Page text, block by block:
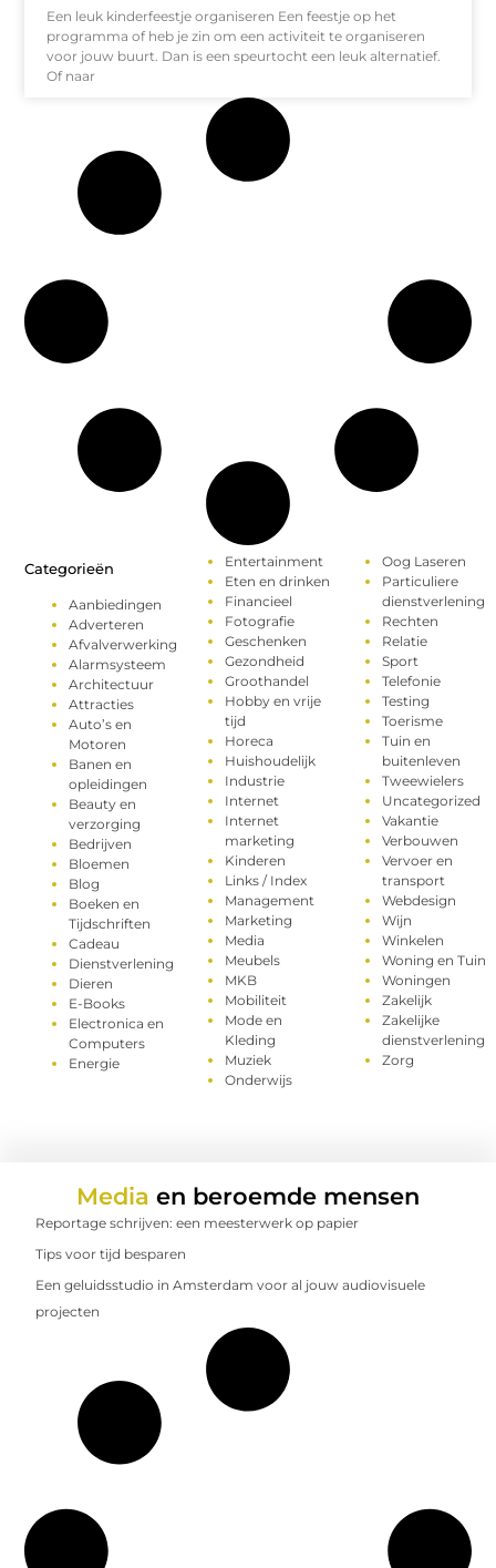
Een leuk kinderfeestje organiseren Een feestje op het
programma of heb je zin om een activiteit te organiseren
voor jouw buurt. Dan is een speurtocht een leuk alternatief.
Of naar
Categorieën
Aanbiedingen
Adverteren
Afvalverwerking
Alarmsysteem
Architectuur
Attracties
Auto’s en
Motoren
Banen en
opleidingen
Beauty en
verzorging
Bedrijven
Bloemen
Blog
Boeken en
Tijdschriften
Cadeau
Dienstverlening
Dieren
E-Books
Electronica en
Computers
Energie
Entertainment
Eten en drinken
Financieel
Fotografie
Geschenken
Gezondheid
Groothandel
Hobby en vrije
tijd
Horeca
Huishoudelijk
Industrie
Internet
Internet
marketing
Kinderen
Links / Index
Management
Marketing
Media
Meubels
MKB
Mobiliteit
Mode en
Kleding
Muziek
Onderwijs
Oog Laseren
Particuliere
dienstverlening
Rechten
Relatie
Sport
Telefonie
Testing
Toerisme
Tuin en
buitenleven
Tweewielers
Uncategorized
Vakantie
Verbouwen
Vervoer en
transport
Webdesign
Wijn
Winkelen
Woning en Tuin
Woningen
Zakelijk
Zakelijke
dienstverlening
Zorg
Media en beroemde mensen
Reportage schrijven: een meesterwerk op papier
Tips voor tijd besparen
Een geluidsstudio in Amsterdam voor al jouw audiovisuele
projecten